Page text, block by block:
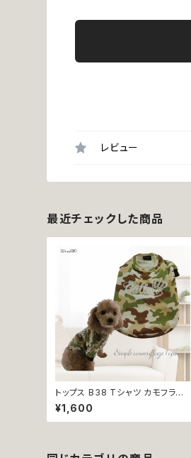
レビュー
最近チェックした商品
トップス B38 Tシャツ カモフラー
ジュ 迷彩柄 カーキー 犬 猫 ペット
ペットウェア おしゃれ かわいい 服
犬の洋服 犬の服 猫の洋服 猫の服
¥1,600